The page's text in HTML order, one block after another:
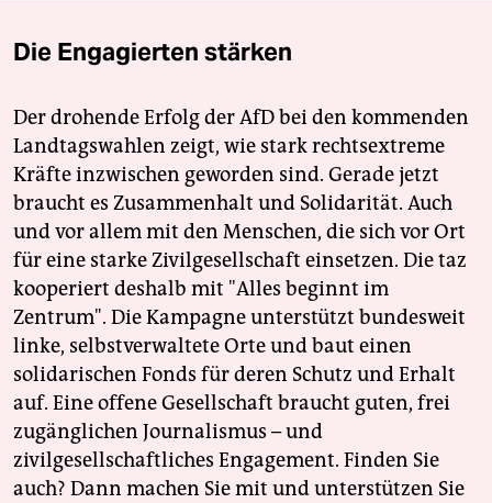
Die Engagierten stärken
Der drohende Erfolg der AfD bei den kommenden
Landtagswahlen zeigt, wie stark rechtsextreme
Kräfte inzwischen geworden sind. Gerade jetzt
braucht es Zusammenhalt und Solidarität. Auch
und vor allem mit den Menschen, die sich vor Ort
für eine starke Zivilgesellschaft einsetzen. Die taz
kooperiert deshalb mit "Alles beginnt im
Zentrum". Die Kampagne unterstützt bundesweit
linke, selbstverwaltete Orte und baut einen
solidarischen Fonds für deren Schutz und Erhalt
auf. Eine offene Gesellschaft braucht guten, frei
zugänglichen Journalismus – und
zivilgesellschaftliches Engagement. Finden Sie
auch? Dann machen Sie mit und unterstützen Sie